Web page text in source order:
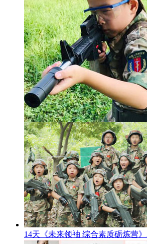
14天《未来领袖 综合素质砺炼营》